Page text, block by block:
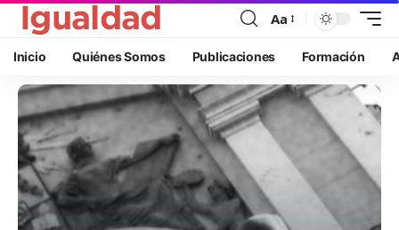
Aa
Inicio Quiénes Somos Publicaciones Formación